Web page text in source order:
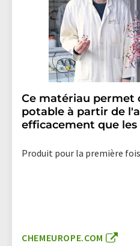
Ce matériau permet
potable à partir de
efficacement que
Produit pour la première
CHEMEUROPE.COM